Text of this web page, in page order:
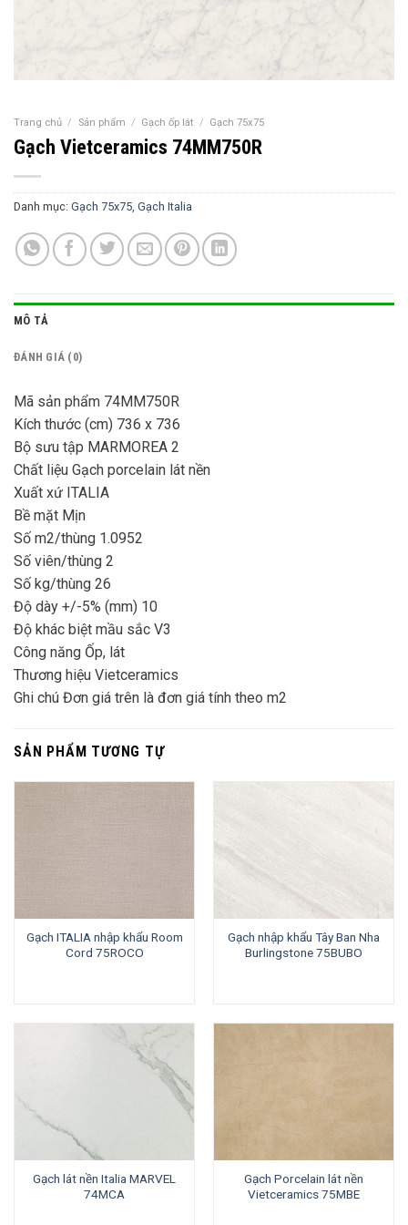
Trang chủ / Sản phẩm / Gạch ốp lát / Gạch 75x75
Gạch Vietceramics 74MM750R
Danh mục: Gạch 75x75 Gạch Italia
MÔ TẢ
ĐÁNH GIÁ (0)
Mã sản phẩm 74MM750R
Kích thước (cm) 736 x 736
Bộ sưu tập MARMOREA 2
Chất liệu Gạch porcelain lát nền
Xuất xứ ITALIA
Bề mặt Mịn
Số m2/thùng 1.0952
Số viên/thùng 2
Số kg/thùng 26
Độ dày +/-5% (mm) 10
Độ khác biệt mầu sắc V3
Công năng Ốp, lát
Thương hiệu Vietceramics
Ghi chú Đơn giá trên là đơn giá tính theo m2
SẢN PHẨM TƯƠNG TỰ
Gạch ITALIA nhập khẩu Room
Cord 75ROCO
Gạch nhập khẩu Tây Ban Nha
Burlingstone 75BUBO
Gạch lát nền Italia MARVEL
74MCA
Gạch Porcelain lát nền
Vietceramics 75MBE